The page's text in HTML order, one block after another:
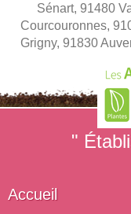
Sénart, 91480
Courcouronnes,
Grigny, 91830
"
Accueil